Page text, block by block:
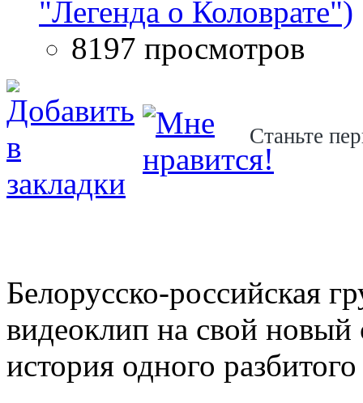
"Легенда о Коловрате")
8197 просмотров
Станьте
Белорусско-российская
видеоклип на свой новый
история одного